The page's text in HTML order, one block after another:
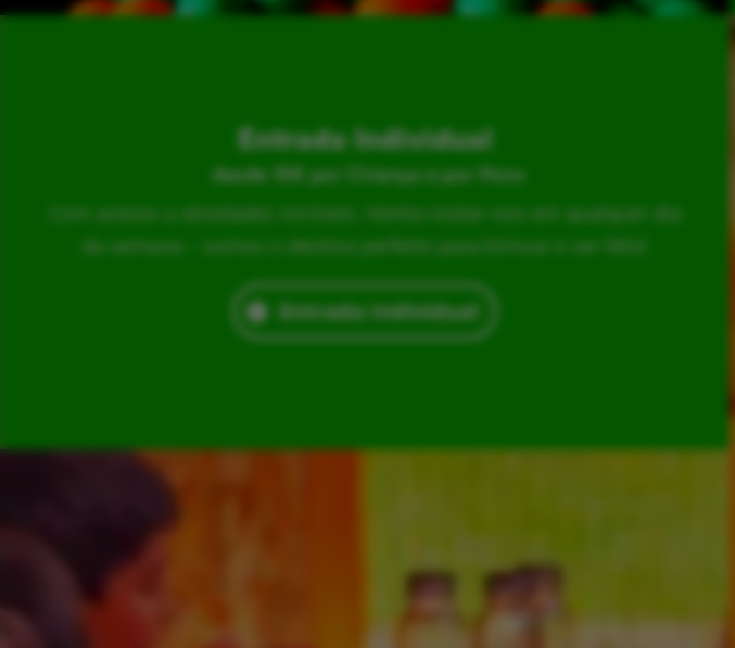
Entrada Individual
desde 15€ por Criança e por Hora
Com acesso a atividades incríveis. Venha visitar-nos em qualquer dia
da semana – somos o destino perfeito para brincar e ser feliz!
Entrada Individual